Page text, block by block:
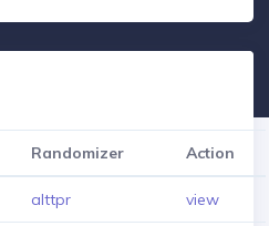
Randomizer Action
alttpr view